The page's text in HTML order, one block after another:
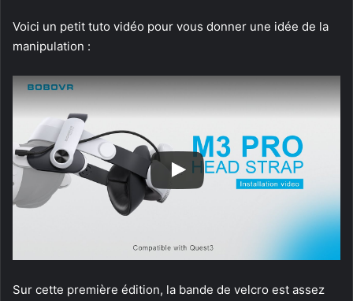
Voici un petit tuto vidéo pour vous donner une idée de la
manipulation :
Sur cette première édition, la bande de velcro est assez